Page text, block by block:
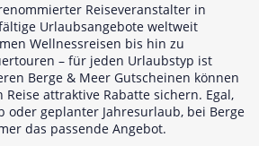
Tiere
Reiseveranstalter in
Urlaubsangebote weltweit
Wellnessreisen bis hin zu
– für jeden Urlaubstyp ist
Berge & Meer Gutscheinen können
attraktive Rabatte sichern. Egal,
oder geplanter Jahresurlaub, bei Berge
das passende Angebot.